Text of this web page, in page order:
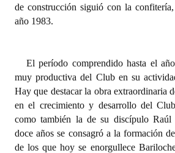
Ciudadano Ilustre - Registro
Huéspedes de Honor - Registro
Antiguos Pobladores - Registro
Reconocimientos - Registro
Bariloche, Municipio intercultural
de construcción siguió con la
año 1983.
El período comprendido hasta el
muy productiva del Club en su
Hay que destacar la obra extraordinaria
en el crecimiento y desarrollo del
como también la de su discípulo Raúl
doce años se consagró a la formación
de los que hoy se enorgullece